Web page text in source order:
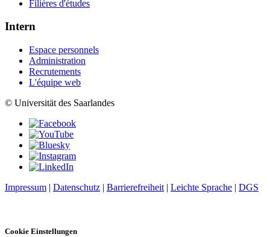
Filières d'études
Intern
Espace personnels
Administration
Recrutements
L'équipe web
© Universität des Saarlandes
Impressum | Datenschutz | Barrierefreiheit | Leichte Sprache | DGS
Cookie Einstellungen